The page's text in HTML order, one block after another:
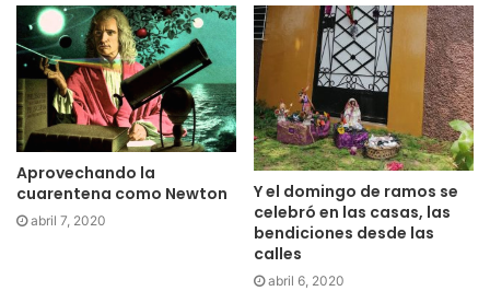
Aprovechando la
cuarentena como Newton
abril 7, 2020
Y el domingo de ramos se
celebró en las casas, las
bendiciones desde las
calles
abril 6, 2020